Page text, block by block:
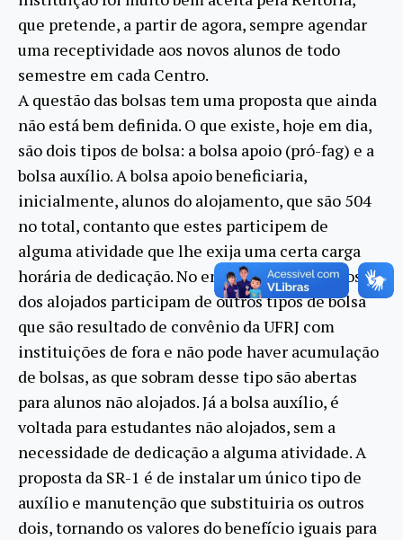
que pretende, a partir de agora, sempre agendar
uma receptividade aos novos alunos de todo
semestre em cada Centro.
A questão das bolsas tem uma proposta que ainda
não está bem definida. O que existe, hoje em dia,
são dois tipos de bolsa: a bolsa apoio (pró-fag) e a
bolsa auxílio. A bolsa apoio beneficiaria,
inicialmente, alunos do alojamento, que são 504
no total, contanto que estes participem de
alguma atividade que lhe exija uma certa carga
horária de dedicação. No entanto, como muitos
dos alojados participam de outros tipos de bolsa
que são resultado de convênio da UFRJ com
instituições de fora e não pode haver acumulação
de bolsas, as que sobram desse tipo são abertas
para alunos não alojados. Já a bolsa auxílio, é
voltada para estudantes não alojados, sem a
necessidade de dedicação a alguma atividade. A
proposta da SR-1 é de instalar um único tipo de
auxílio e manutenção que substituiria os outros
dois, tornando os valores do benefício iguais para